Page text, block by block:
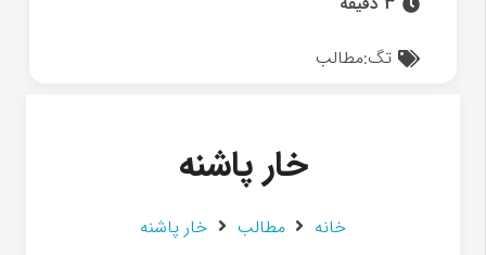
تگ:مطالب
خار پاشنه
خانه مطالب خار پاشنه